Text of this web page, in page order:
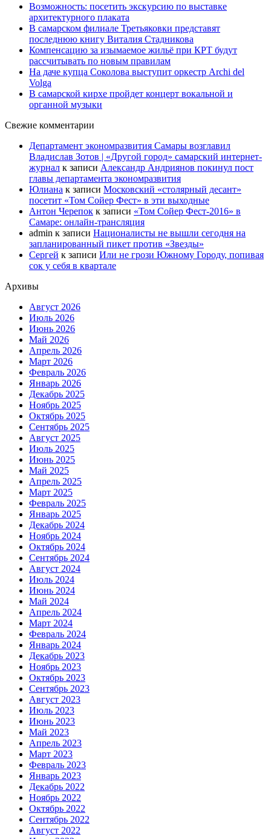
Возможность: посетить экскурсию по выставке
архитектурного плаката
В самарском филиале Третьяковки представят
последнюю книгу Виталия Стадникова
Компенсацию за изымаемое жильё при КРТ будут
рассчитывать по новым правилам
На даче купца Соколова выступит оркестр Archi del
Volga
В самарской кирхе пройдет концерт вокальной и
органной музыки
Свежие комментарии
Департамент экономразвития Самары возглавил
Владислав Зотов | «Другой город» самарский интернет-
журнал к записи Александр Андриянов покинул пост
главы департамента экономразвития
Юлиана к записи Московский «столярный десант»
посетит «Том Сойер Фест» в эти выходные
Антон Черепок к записи «Том Сойер Фест-2016» в
Самаре: онлайн-трансляция
admin к записи Националисты не вышли сегодня на
запланированный пикет против «Звезды»
Сергей к записи Или не грози Южному Городу, попивая
сок у себя в квартале
Архивы
Август 2026
Июль 2026
Июнь 2026
Май 2026
Апрель 2026
Март 2026
Февраль 2026
Январь 2026
Декабрь 2025
Ноябрь 2025
Октябрь 2025
Сентябрь 2025
Август 2025
Июль 2025
Июнь 2025
Май 2025
Апрель 2025
Март 2025
Февраль 2025
Январь 2025
Декабрь 2024
Ноябрь 2024
Октябрь 2024
Сентябрь 2024
Август 2024
Июль 2024
Июнь 2024
Май 2024
Апрель 2024
Март 2024
Февраль 2024
Январь 2024
Декабрь 2023
Ноябрь 2023
Октябрь 2023
Сентябрь 2023
Август 2023
Июль 2023
Июнь 2023
Май 2023
Апрель 2023
Март 2023
Февраль 2023
Январь 2023
Декабрь 2022
Ноябрь 2022
Октябрь 2022
Сентябрь 2022
Август 2022